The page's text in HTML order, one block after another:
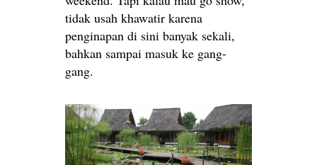
tidak usah khawatir karena
penginapan di sini banyak sekali,
bahkan sampai masuk ke gang-
gang.